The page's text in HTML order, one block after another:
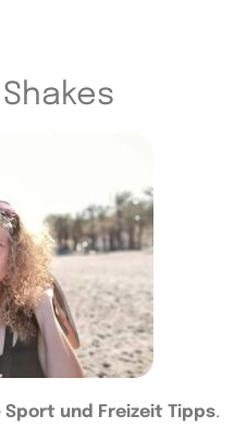
Sport und Freizeit Tipps.